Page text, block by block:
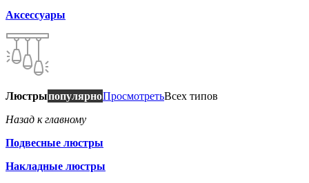
Аксессуары
ЛюстрыпопулярноПросмотретьВсех типов
Назад к главному
Подвесные люстры
Накладные люстры